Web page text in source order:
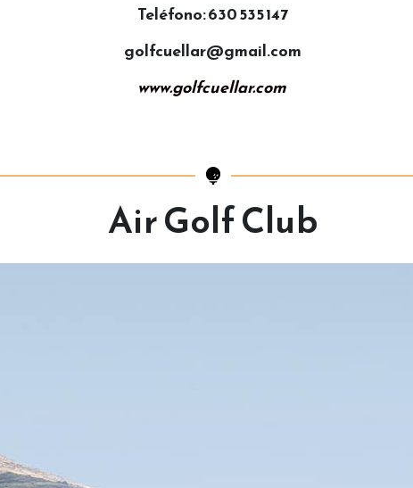
Teléfono: 630 535 147
golfcuellar@gmail.com
www.golfcuellar.com
Air Golf Club